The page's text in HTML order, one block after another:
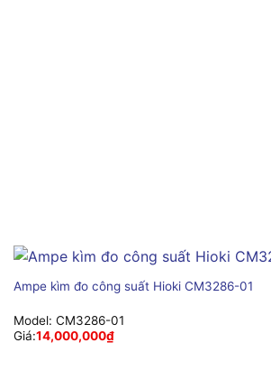
Ampe kìm đo công suất Hioki CM3286-01
Model: CM3286-01
Giá:14,000,000₫